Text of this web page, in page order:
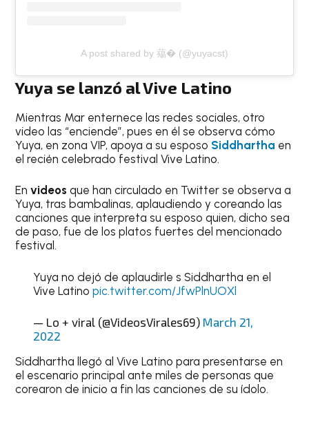
A post shared by 薚� (@yuyacst)
Yuya se lanzó al Vive Latino
Mientras Mar enternece las redes sociales, otro
video las “enciende”, pues en él se observa cómo
Yuya, en zona VIP, apoya a su esposo Siddhartha en
el recién celebrado festival Vive Latino.
Envideos que han circulado en Twitter se observa a
Yuya, tras bambalinas, aplaudiendo y coreando las
canciones que interpreta su esposo quien, dicho sea
de paso, fue de los platos fuertes del mencionado
festival.
Yuya no dejó de aplaudirle s Siddhartha en el
Vive Latino pic.twitter.com/JfwPlnUOXl
— Lo + viral (@VideosVirales69) March 21,
2022
Siddhartha llegó al Vive Latino para presentarse en
el escenario principal ante miles de personas que
corearon de inicio a fin las canciones de su ídolo.